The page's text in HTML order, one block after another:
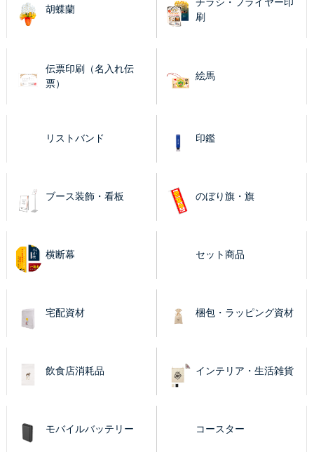
胡蝶蘭
刷
伝票印刷（名入れ伝
票）
絵馬
リストバンド 印鑑
ブース装飾・看板 のぼり旗・旗
横断幕 セット商品
宅配資材 梱包・ラッピング資材
飲食店消耗品 インテリア・生活雑貨
モバイルバッテリー コースター